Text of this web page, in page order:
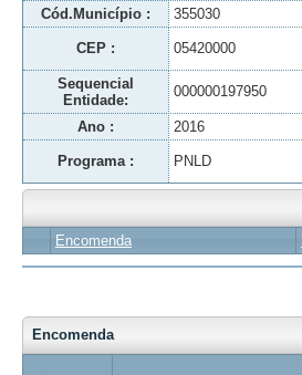
Cód.Município : 355030
CEP : 05420000
Sequencial
Entidade:
000000197950
Ano : 2016
Programa : PNLD
Encomenda
Encomenda